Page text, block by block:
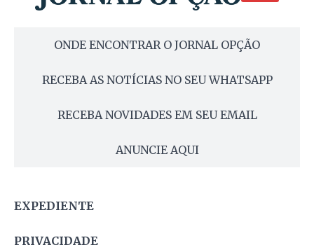
ONDE ENCONTRAR O JORNAL OPÇÃO
RECEBA AS NOTÍCIAS NO SEU WHATSAPP
RECEBA NOVIDADES EM SEU EMAIL
ANUNCIE AQUI
EXPEDIENTE
PRIVACIDADE